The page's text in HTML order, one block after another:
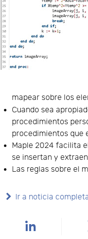
mapear sobre los
Cuando sea
procedimientos
procedimientos que
Maple 2024 facilita
se insertan y
Las reglas sobre el
Ir a noticia